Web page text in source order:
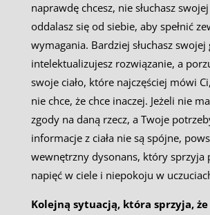
naprawdę chcesz, nie słuchasz
oddalasz się od siebie, aby spełnić
wymagania. Bardziej słuchasz swojej
intelektualizujesz rozwiązanie, a
swoje ciało, które najczęściej mówi
nie chce, że chce inaczej. Jeżeli nie
zgody na daną rzecz, a Twoje
informacje z ciała nie są spójne,
wewnętrzny dysonans, który sprzyja
napięć w ciele i niepokoju w
Kolejną sytuacją, która sprzyja, że